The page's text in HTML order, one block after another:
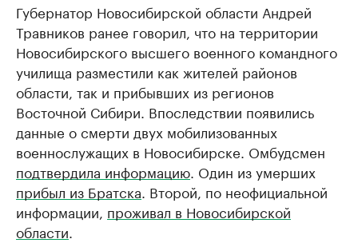
Губернатор Новосибирской области Андрей
Травников ранее говорил, что на территории
Новосибирского высшего военного командного
училища разместили как жителей районов
области, так и прибывших из регионов
Восточной Сибири. Впоследствии появились
данные о смерти двух мобилизованных
военнослужащих в Новосибирске. Омбудсмен
подтвердила информацию. Один из умерших
прибыл из Братска. Второй, по неофициальной
информации, проживал в Новосибирской
области.